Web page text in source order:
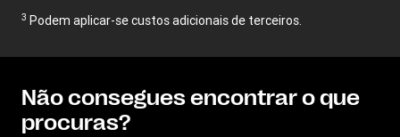
3 Podem aplicar-se custos adicionais de terceiros.
Não consegues encontrar o que
procuras?